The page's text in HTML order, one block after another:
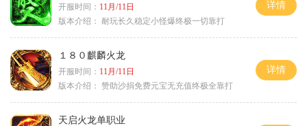
开服时间： 11月/11日
版本介绍： 耐玩长久稳定小怪爆终极一切靠打
详情
１８０麒麟火龙
开服时间： 11月/11日
版本介绍： 赞助沙捐免费元宝无充值终极全靠打
详情
天启火龙单职业